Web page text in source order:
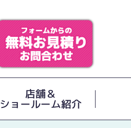
店舗＆
ショールーム紹介